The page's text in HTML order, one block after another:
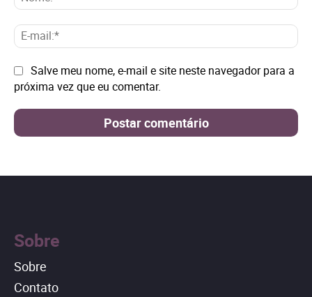
E-
Site: Salve meu nome, e-mail e site neste navegador para a
próxima vez que eu comentar.
Sobre
Sobre
Contato